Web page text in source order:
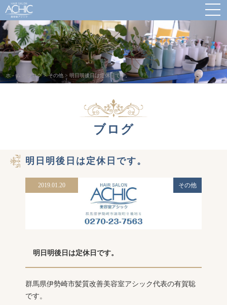
ホ－ム ブログ>その他 >明日明後日は定休日です。
ブログ
明日明後日は定休日です。
2019.01.20 その他
明日明後日は定休日です。
群馬県伊勢崎市髪質改善美容室アシック代表の有賀聡
です。